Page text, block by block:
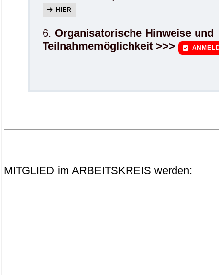
HIER
6. Organisatorische Hinweise und
Teilnahmemöglichkeit >>>
MITGLIED im ARBEITSKREIS werden: